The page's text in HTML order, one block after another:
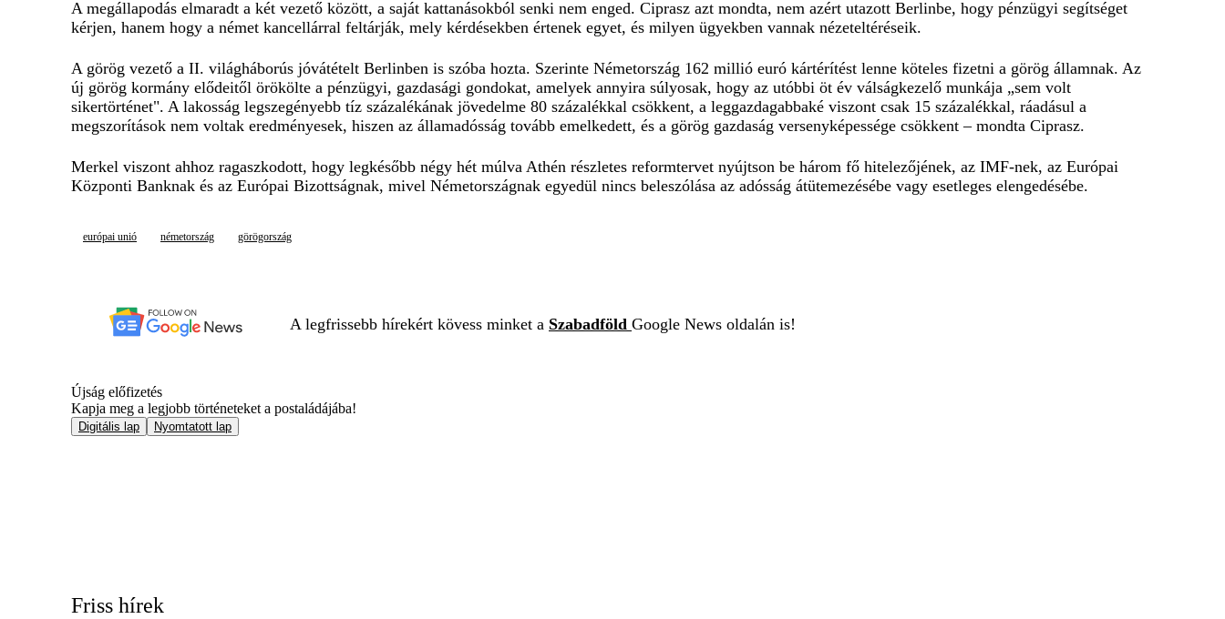
A megállapodás elmaradt a két vezető között, a saját kattanásokból senki nem enged. Ciprasz azt mondta, nem azért utazott Berlinbe, hogy pénzügyi segítséget
kérjen, hanem hogy a német kancellárral feltárják, mely kérdésekben értenek egyet, és milyen ügyekben vannak nézeteltéréseik.
A görög vezető a II. világháborús jóvátételt Berlinben is szóba hozta. Szerinte Németország 162 millió euró kártérítést lenne köteles fizetni a görög államnak. Az
új görög kormány elődeitől örökölte a pénzügyi, gazdasági gondokat, amelyek annyira súlyosak, hogy az utóbbi öt év válságkezelő munkája „sem volt
sikertörténet". A lakosság legszegényebb tíz százalékának jövedelme 80 százalékkal csökkent, a leggazdagabbaké viszont csak 15 százalékkal, ráadásul a
megszorítások nem voltak eredményesek, hiszen az államadósság tovább emelkedett, és a görög gazdaság versenyképessége csökkent – mondta Ciprasz.
Merkel viszont ahhoz ragaszkodott, hogy legkésőbb négy hét múlva Athén részletes reformtervet nyújtson be három fő hitelezőjének, az IMF-nek, az Európai
Központi Banknak és az Európai Bizottságnak, mivel Németországnak egyedül nincs beleszólása az adósság átütemezésébe vagy esetleges elengedésébe.
európai unió németország görögország
A legfrissebb hírekért kövess minket a Szabadföld Google News oldalán is!
Újság előfizetés
Kapja meg a legjobb történeteket a postaládájába!
Digitális lap Nyomtatott lap
Friss hírek